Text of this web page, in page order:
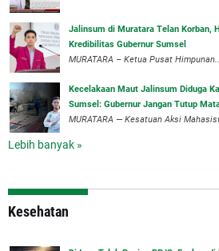
‎Jalinsum di Muratara Telan Korban,
Kredibilitas Gubernur Sumsel
MURATARA – Ketua Pusat
‎Kecelakaan Maut Jalinsum Diduga
Sumsel: Gubernur Jangan Tutup
‎MURATARA — Kesatuan Aksi
Lebih banyak »
Kesehatan